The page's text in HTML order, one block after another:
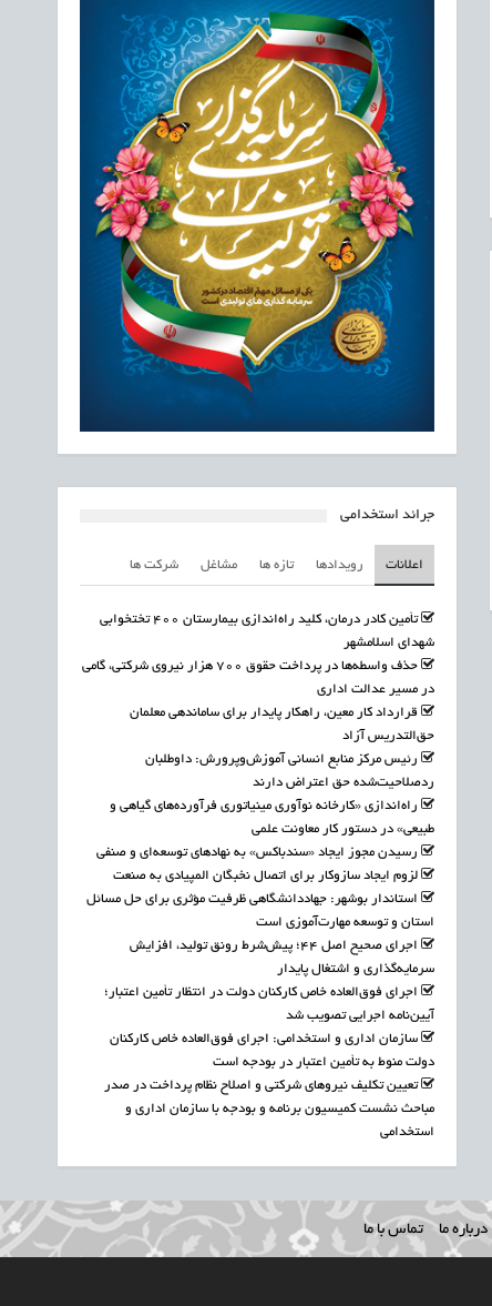
جرائد استخدامی
اعلانات رویدادها تازه ها مشاغل شرکت ها
تأمین کادر درمان، کلید راه‌اندازی بیمارستان ۴۰۰ تختخوابی
شهدای اسلامشهر
حذف واسطه‌ها در پرداخت حقوق ۷۰۰ هزار نیروی شرکتی، گامی
در مسیر عدالت اداری
قرارداد کار معین، راهکار پایدار برای ساماندهی معلمان
حق‌التدریس آزاد
رئیس مرکز منابع انسانی آموزش‌وپرورش: داوطلبان
ردصلاحیت‌شده حق اعتراض دارند
راه‌اندازی «کارخانه نوآوری مینیاتوری فرآورده‌های گیاهی و
طبیعی» در دستور کار معاونت علمی
رسیدن مجوز ایجاد «سندباکس» به نهادهای توسعه‌ای و صنفی
لزوم ایجاد سازوکار برای اتصال نخبگان المپیادی به صنعت
استاندار بوشهر: جهاددانشگاهی ظرفیت مؤثری برای حل مسائل
استان و توسعه مهارت‌آموزی است
اجرای صحیح اصل ۴۴؛ پیش‌شرط رونق تولید، افزایش
سرمایه‌گذاری و اشتغال پایدار
اجرای فوق‌العاده خاص کارکنان دولت در انتظار تأمین اعتبار؛
آیین‌نامه اجرایی تصویب شد
سازمان اداری و استخدامی: اجرای فوق‌العاده خاص کارکنان
دولت منوط به تأمین اعتبار در بودجه است
تعیین تکلیف نیروهای شرکتی و اصلاح نظام پرداخت در صدر
مباحث نشست کمیسیون برنامه و بودجه با سازمان اداری و
استخدامی
درباره ما تماس با ما